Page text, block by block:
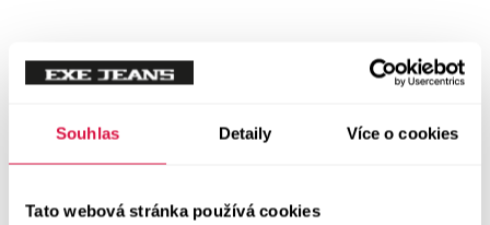
Souhlas Detaily Více o cookies
Tato webová stránka používá cookies